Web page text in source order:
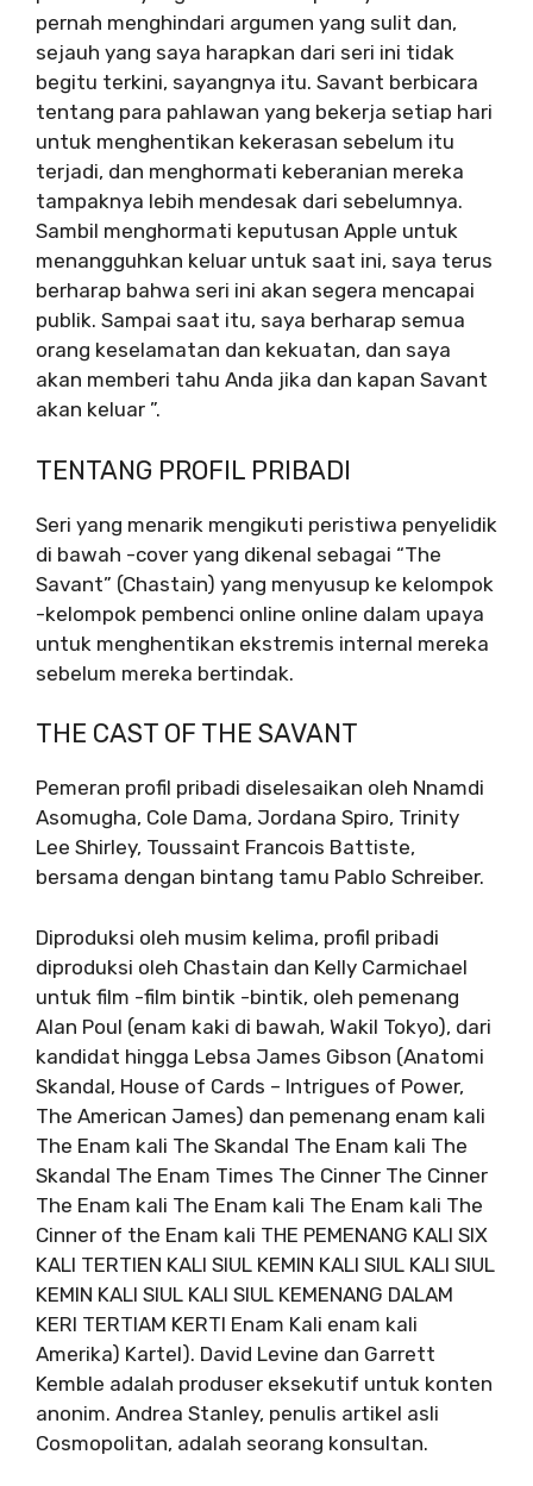
pernah menghindari argumen yang sulit dan,
sejauh yang saya harapkan dari seri ini tidak
begitu terkini, sayangnya itu. Savant berbicara
tentang para pahlawan yang bekerja setiap hari
untuk menghentikan kekerasan sebelum itu
terjadi, dan menghormati keberanian mereka
tampaknya lebih mendesak dari sebelumnya.
Sambil menghormati keputusan Apple untuk
menangguhkan keluar untuk saat ini, saya terus
berharap bahwa seri ini akan segera mencapai
publik. Sampai saat itu, saya berharap semua
orang keselamatan dan kekuatan, dan saya
akan memberi tahu Anda jika dan kapan Savant
akan keluar ”.
TENTANG PROFIL PRIBADI
Seri yang menarik mengikuti peristiwa penyelidik
di bawah -cover yang dikenal sebagai “The
Savant” (Chastain) yang menyusup ke kelompok
-kelompok pembenci online online dalam upaya
untuk menghentikan ekstremis internal mereka
sebelum mereka bertindak.
THE CAST OF THE SAVANT
Pemeran profil pribadi diselesaikan oleh Nnamdi
Asomugha, Cole Dama, Jordana Spiro, Trinity
Lee Shirley, Toussaint Francois Battiste,
bersama dengan bintang tamu Pablo Schreiber.
Diproduksi oleh musim kelima, profil pribadi
diproduksi oleh Chastain dan Kelly Carmichael
untuk film -film bintik -bintik, oleh pemenang
Alan Poul (enam kaki di bawah, Wakil Tokyo), dari
kandidat hingga Lebsa James Gibson (Anatomi
Skandal, House of Cards – Intrigues of Power,
The American James) dan pemenang enam kali
The Enam kali The Skandal The Enam kali The
Skandal The Enam Times The Cinner The Cinner
The Enam kali The Enam kali The Enam kali The
Cinner of the Enam kali THE PEMENANG KALI SIX
KALI TERTIEN KALI SIUL KEMIN KALI SIUL KALI SIUL
KEMIN KALI SIUL KALI SIUL KEMENANG DALAM
KERI TERTIAM KERTI Enam Kali enam kali
Amerika) Kartel). David Levine dan Garrett
Kemble adalah produser eksekutif untuk konten
anonim. Andrea Stanley, penulis artikel asli
Cosmopolitan, adalah seorang konsultan.